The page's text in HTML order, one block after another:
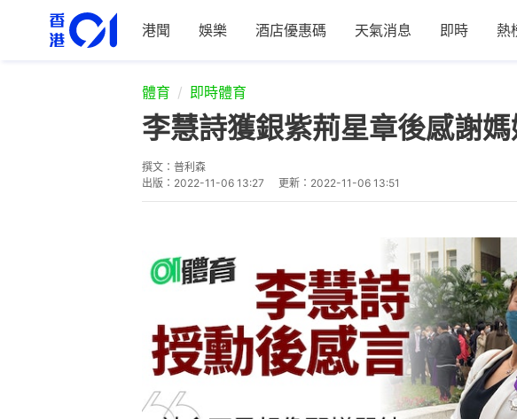
港聞 娛樂 酒店優惠碼 天氣消息 即時 熱
體育 即時體育
李慧詩獲銀紫荊星章後感謝
撰文： 普利森
出版： 2022-11-06 13:27 更新： 2022-11-06 13:51